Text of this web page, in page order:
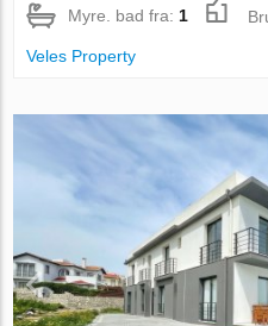
Myre. bad fra:1
Veles Property